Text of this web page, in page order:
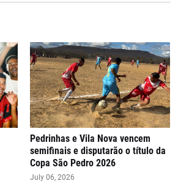
Pedrinhas e Vila Nova vencem
semifinais e disputarão o título da
Copa São Pedro 2026
July 06, 2026